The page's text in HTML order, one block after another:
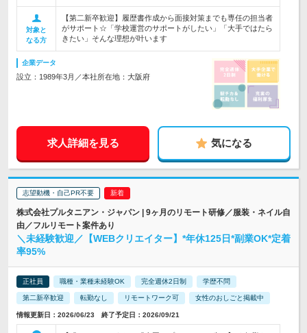
対象と
なる方
【第二新卒歓迎】履歴書作成から面接対策までも専任の担当者
がサポート☆「学校運営のサポートがしたい」「大手ではたら
きたい」そんな理想が叶います
企業データ
設立：1989年3月／本社所在地：大阪府
求人詳細を見る 気になる
志望動機・自己PR不要
株式会社プルタニアン・ジャパン | 9ヶ月のリモート研修／服装・ネイル自
由／フルリモート案件あり
＼未経験歓迎／【WEBクリエイター】*年休125日*副業OK*定着
率95%
正社員 職種・業種未経験OK 完全週休2日制 学歴不問
第二新卒歓迎 転勤なし リモートワーク可 女性のおしごと掲載中
情報更新日：2026/06/23 終了予定日：2026/09/21